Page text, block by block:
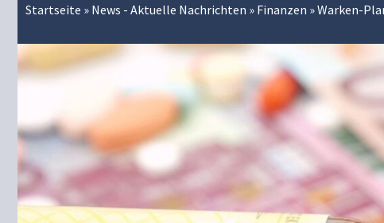
Startseite » News - Aktuelle Nachrichten » Finanzen »Warken-